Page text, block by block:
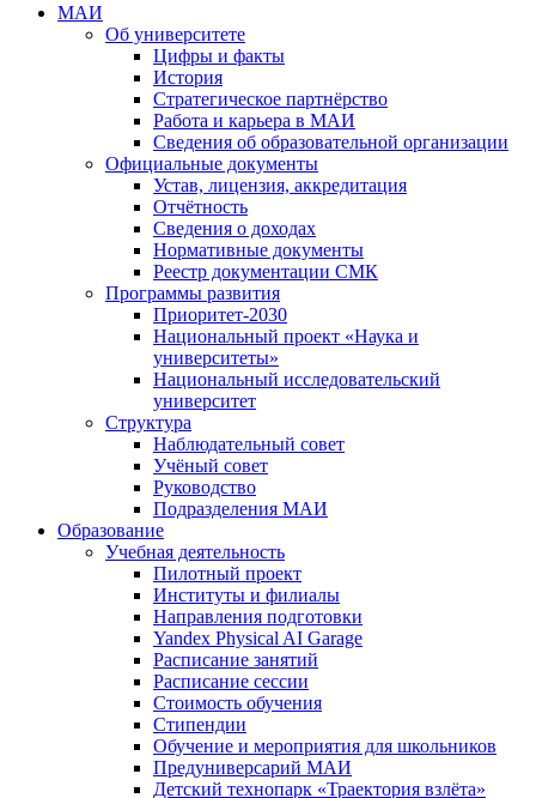
МАИ
Об университете
Цифры и факты
История
Стратегическое партнёрство
Работа и карьера в МАИ
Сведения об образовательной организации
Официальные документы
Устав, лицензия, аккредитация
Отчётность
Сведения о доходах
Нормативные документы
Реестр документации СМК
Программы развития
Приоритет-2030
Национальный проект «Наука и
университеты»
Национальный исследовательский
университет
Структура
Наблюдательный совет
Учёный совет
Руководство
Подразделения МАИ
Образование
Учебная деятельность
Пилотный проект
Институты и филиалы
Направления подготовки
Yandex Physical AI Garage
Расписание занятий
Расписание сессии
Стоимость обучения
Стипендии
Обучение и мероприятия для школьников
Предуниверсарий МАИ
Детский технопарк «Траектория взлёта»